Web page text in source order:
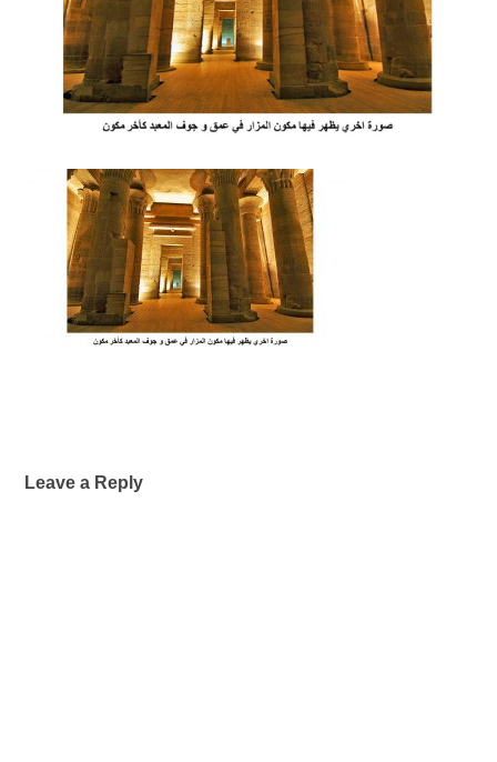
Leave a Reply